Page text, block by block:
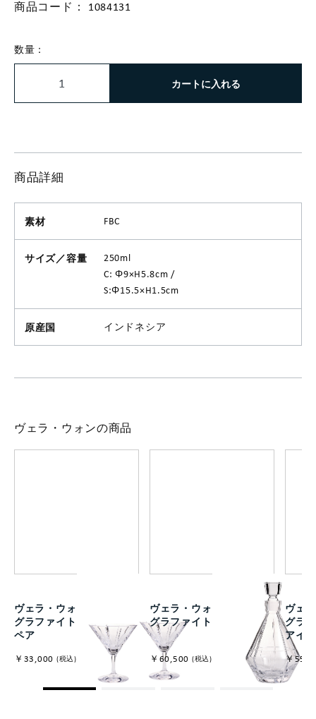
商品コード： 1084131
数量：
カートに入れる
商品詳細
素材 FBC
サイズ／容量
250ml
C: Φ9×H5.8cm /
S:Φ15.5×H1.5cm
原産国 インドネシア
ヴェラ・ウォンの商品
ヴェラ・ウォン リュクス
グラファイト マティーニ
ペア
￥33,000 (税込)
ヴェラ・ウォン リュクス
グラファイト デキャンタ
￥60,500 (税込)
ヴェ
グラ
アイ
￥